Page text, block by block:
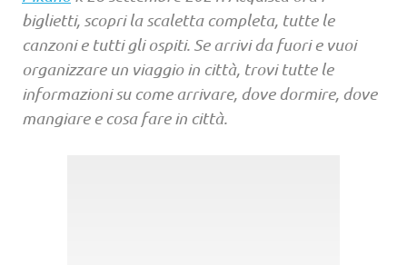
biglietti, scopri la scaletta completa, tutte le
canzoni e tutti gli ospiti. Se arrivi da fuori e vuoi
organizzare un viaggio in città, trovi tutte le
informazioni su come arrivare, dove dormire, dove
mangiare e cosa fare in città.